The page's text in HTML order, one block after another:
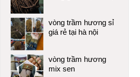
vòng trầm hương sỉ
giá rẻ tại hà nội
vòng trầm hương
mix sen